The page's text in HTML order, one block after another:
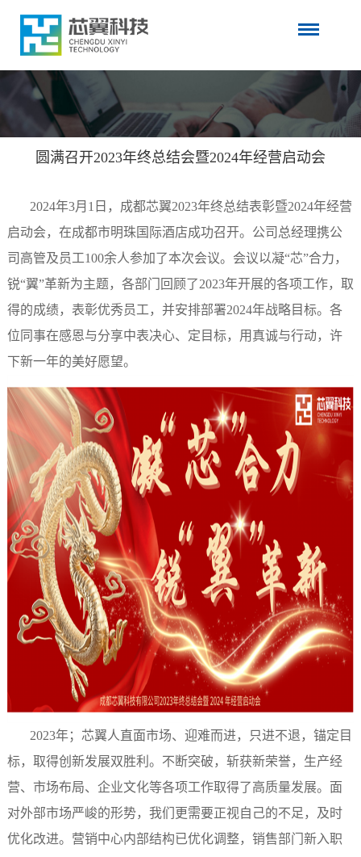
圆满召开2023年终总结会暨2024年经营启动会
2024年3月1日，成都芯翼2023年终总结表彰暨2024年经营
启动会，在成都市明珠国际酒店成功召开。公司总经理携公
司高管及员工100余人参加了本次会议。会议以凝“芯”合力，
锐“翼”革新为主题，各部门回顾了2023年开展的各项工作，取
得的成绩，表彰优秀员工，并安排部署2024年战略目标。各
位同事在感恩与分享中表决心、定目标，用真诚与行动，许
下新一年的美好愿望。
2023年； 芯翼人直面市场、迎难而进，只进不退， 锚定目
标，取得创新发展双胜利。 不断突破，斩获新荣誉， 生产经
营、市场布局、企业文化等各项工作取得了高质量发展。 面
对外部市场严峻的形势，我们更需要正视自己的不足，及时
优化改进。营销中心内部结构已优化调整，销售部门新入职